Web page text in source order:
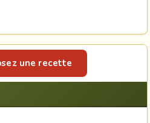
une recette